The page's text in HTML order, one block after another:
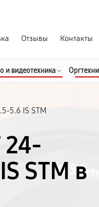
Отзывы Контакты
и видеотехника
5.6 IS STM
24-
STM в